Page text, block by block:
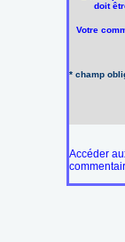
doit
Votre
* champ
Accéder